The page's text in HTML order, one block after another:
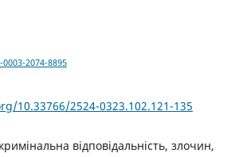
2074-8895
10.33766/2524-0323.102.121-135
кримінальна відповідальність, злочин,